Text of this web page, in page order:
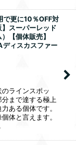
で更に10％OFF対
スーパーレッド
【個体販売】
ィスカスファー
ラインスポッ
分まで達する極上
ある個体です。
体と言えます。